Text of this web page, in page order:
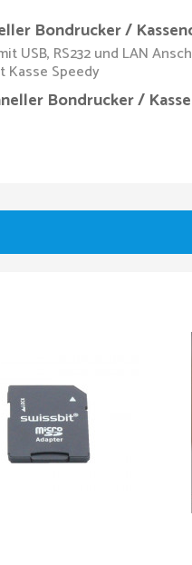
Bondrucker /
USB, RS232 und LAN
Kasse Speedy
Bondrucker /